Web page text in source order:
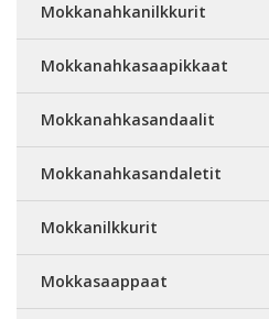
Mokkanahkanilkkurit
Mokkanahkasaapikkaat
Mokkanahkasandaalit
Mokkanahkasandaletit
Mokkanilkkurit
Mokkasaappaat